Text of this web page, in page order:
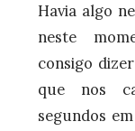
Havia algo
neste
consigo
que nos
segundos